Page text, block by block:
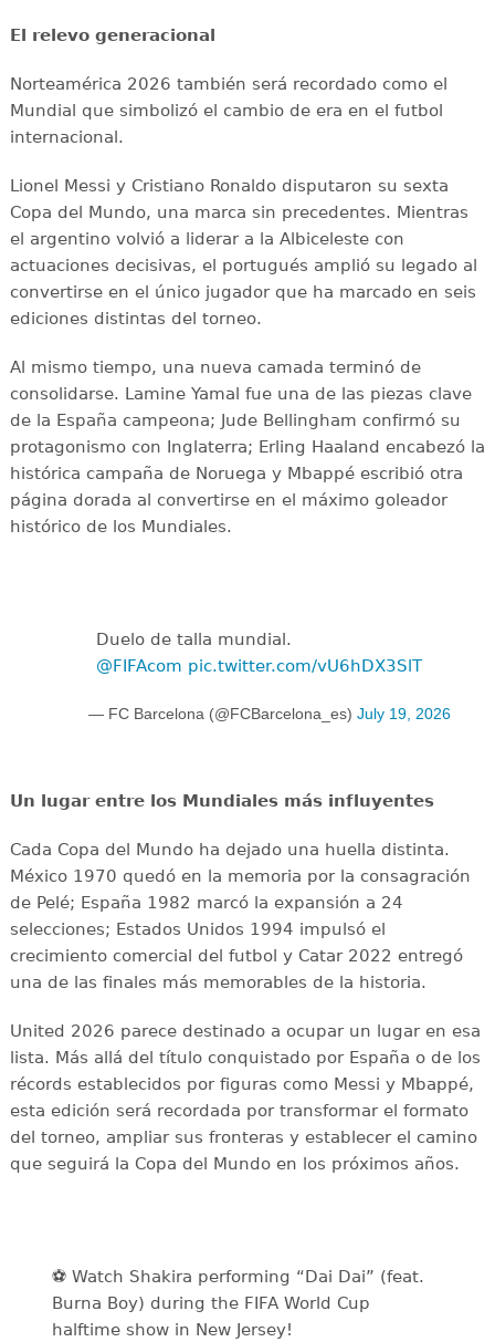
El relevo generacional
Norteamérica 2026 también será recordado como el
Mundial que simbolizó el cambio de era en el futbol
internacional.
Lionel Messi y Cristiano Ronaldo disputaron su sexta
Copa del Mundo, una marca sin precedentes. Mientras
el argentino volvió a liderar a la Albiceleste con
actuaciones decisivas, el portugués amplió su legado al
convertirse en el único jugador que ha marcado en seis
ediciones distintas del torneo.
Al mismo tiempo, una nueva camada terminó de
consolidarse. Lamine Yamal fue una de las piezas clave
de la España campeona; Jude Bellingham confirmó su
protagonismo con Inglaterra; Erling Haaland encabezó la
histórica campaña de Noruega y Mbappé escribió otra
página dorada al convertirse en el máximo goleador
histórico de los Mundiales.
Duelo de talla mundial.
@FIFAcom pic.twitter.com/vU6hDX3SlT
— FC Barcelona (@FCBarcelona_es) July 19, 2026
Un lugar entre los Mundiales más influyentes
Cada Copa del Mundo ha dejado una huella distinta.
México 1970 quedó en la memoria por la consagración
de Pelé; España 1982 marcó la expansión a 24
selecciones; Estados Unidos 1994 impulsó el
crecimiento comercial del futbol y Catar 2022 entregó
una de las finales más memorables de la historia.
United 2026 parece destinado a ocupar un lugar en esa
lista. Más allá del título conquistado por España o de los
récords establecidos por figuras como Messi y Mbappé,
esta edición será recordada por transformar el formato
del torneo, ampliar sus fronteras y establecer el camino
que seguirá la Copa del Mundo en los próximos años.
⚽️️ Watch Shakira performing “Dai Dai” (feat.
Burna Boy) during the FIFA World Cup
halftime show in New Jersey!